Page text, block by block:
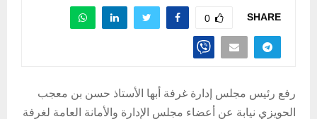
SHARE
0
رفع رئيس مجلس إدارة غرفة أبها الأستاذ حسن بن معجب
الحويزي نيابة عن أعضاء مجلس الإدارة والأمانة العامة لغرفة